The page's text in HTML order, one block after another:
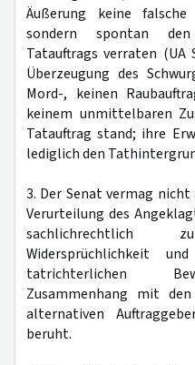
Äußerung keine
sondern spontan
Tatauftrags verraten (UA
Überzeugung des
Mord-, keinen
keinem unmittelbaren
Tatauftrag stand; ihre
lediglich den
3. Der Senat vermag
Verurteilung des
sachlichrechtlich
Widersprüchlichkeit
tatrichterlichen
Zusammenhang mit
alternativen
beruht.